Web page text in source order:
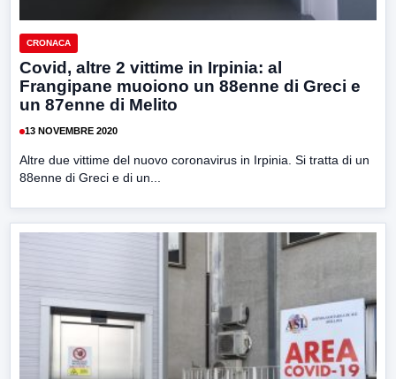
CRONACA
Covid, altre 2 vittime in Irpinia: al
Frangipane muoiono un 88enne di Greci e
un 87enne di Melito
13 NOVEMBRE 2020
Altre due vittime del nuovo coronavirus in Irpinia. Si tratta di un
88enne di Greci e di un...